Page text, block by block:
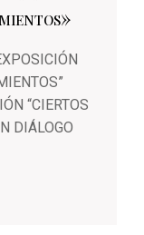
“CIERTOS
DIÁLOGO